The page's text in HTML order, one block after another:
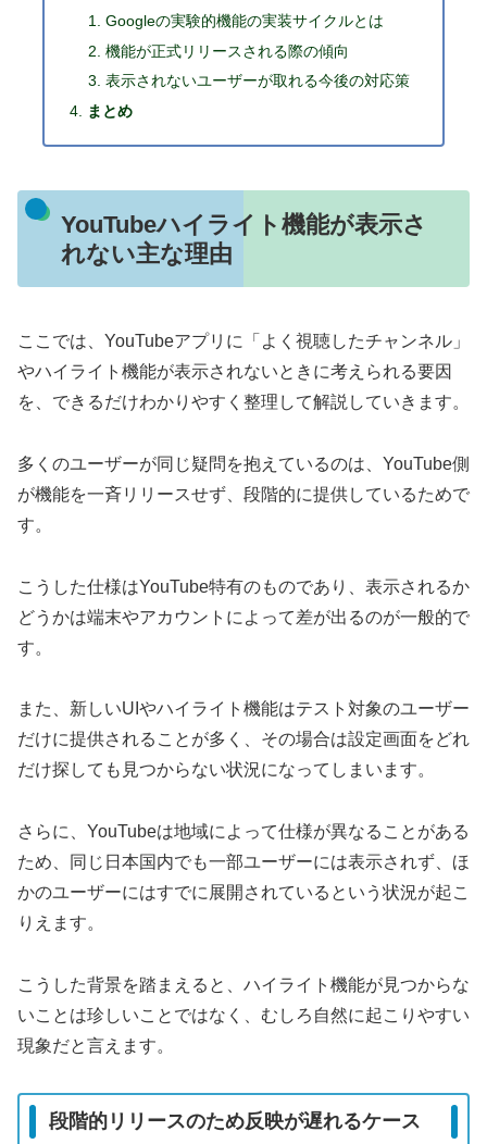
Googleの実験的機能の実装サイクルとは
機能が正式リリースされる際の傾向
表示されないユーザーが取れる今後の対応策
まとめ
YouTubeハイライト機能が表示さ
れない主な理由
ここでは、YouTubeアプリに「よく視聴したチャンネル」
やハイライト機能が表示されないときに考えられる要因
を、できるだけわかりやすく整理して解説していきます。
多くのユーザーが同じ疑問を抱えているのは、YouTube側
が機能を一斉リリースせず、段階的に提供しているためで
す。
こうした仕様はYouTube特有のものであり、表示されるか
どうかは端末やアカウントによって差が出るのが一般的で
す。
また、新しいUIやハイライト機能はテスト対象のユーザー
だけに提供されることが多く、その場合は設定画面をどれ
だけ探しても見つからない状況になってしまいます。
さらに、YouTubeは地域によって仕様が異なることがある
ため、同じ日本国内でも一部ユーザーには表示されず、ほ
かのユーザーにはすでに展開されているという状況が起こ
りえます。
こうした背景を踏まえると、ハイライト機能が見つからな
いことは珍しいことではなく、むしろ自然に起こりやすい
現象だと言えます。
段階的リリースのため反映が遅れるケース